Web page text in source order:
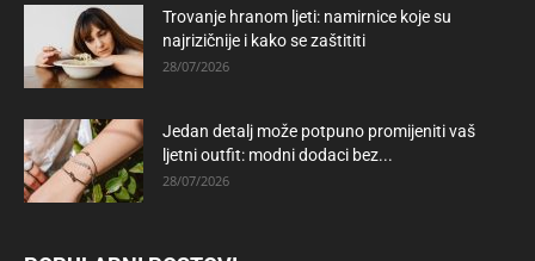
Trovanje hranom ljeti: namirnice koje su
najrizičnije i kako se zaštititi
28/07/2026
Jedan detalj može potpuno promijeniti vaš
ljetni outfit: modni dodaci bez...
28/07/2026